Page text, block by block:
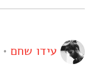
עידו שחם •